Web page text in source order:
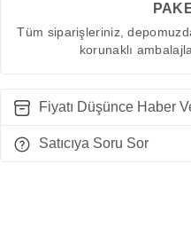
Tüm siparişleriniz,
korunaklı
Fiyatı Düşünce Haber
Satıcıya Soru Sor